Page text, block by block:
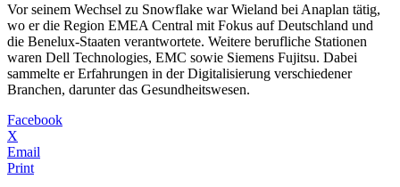
Vor seinem Wechsel zu Snowflake war Wieland bei Anaplan tätig,
wo er die Region EMEA Central mit Fokus auf Deutschland und
die Benelux-Staaten verantwortete. Weitere berufliche Stationen
waren Dell Technologies, EMC sowie Siemens Fujitsu. Dabei
sammelte er Erfahrungen in der Digitalisierung verschiedener
Branchen, darunter das Gesundheitswesen.
Facebook
X
Email
Print